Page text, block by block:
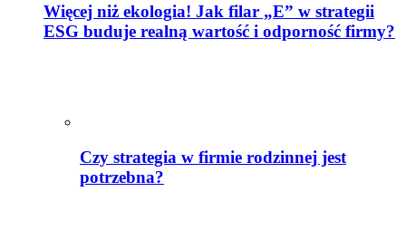
Więcej niż ekologia! Jak filar „E” w strategii
ESG buduje realną wartość i odporność firmy?
Czy strategia w firmie rodzinnej jest
potrzebna?